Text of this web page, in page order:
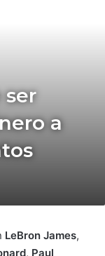
ser
a
LeBron James,
, Paul